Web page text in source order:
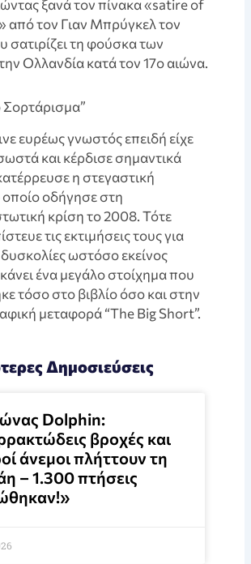
ξανά τον πίνακα «satire of
από τον Γιαν Μπρύγκελ τον
σατιρίζει τη φούσκα των
Ολλανδία κατά τον 17ο αιώνα.
ευρέως γνωστός επειδή είχε
και κέρδισε σημαντικά
η στεγαστική
οδήγησε στη
κρίση το 2008. Τότε
τις εκτιμήσεις τους για
δυσκολίες ωστόσο εκείνος
ένα μεγάλο στοίχημα που
τόσο στο βιβλίο όσο και στην
μεταφορά “The Big Short”.
Δημοσιεύσεις
Dolphin:
βροχές και
άνεμοι πλήττουν τη
– 1.300 πτήσεις